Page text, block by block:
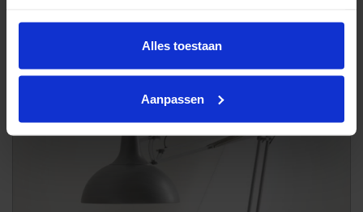
Alles toestaan
Aanpassen
Eettafel Float